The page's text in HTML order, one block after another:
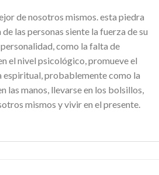
de nosotros mismos. esta piedra
las personas siente la fuerza de su
como la falta de
el nivel psicológico, promueve el
espiritual, probablemente como la
las manos, llevarse en los bolsillos,
mismos y vivir en el presente.